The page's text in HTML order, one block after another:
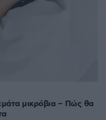
μικρόβια – Πώς θα